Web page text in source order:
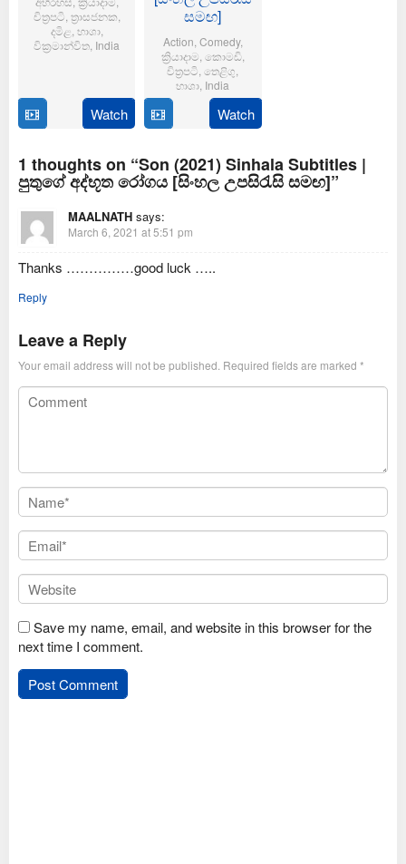
චිත්‍රපටි ත්‍රාසජනක
දමිළ භාශා,
වික්‍රමාන්විත India
Feb
2025
Thirumeni
Watch
සමඟ]
Action Comedy,
ක්‍රියාදාම කොමඩි,
චිත්‍රපටි ,තෙළිගු
භාශා India
Jan
Anil
Ravipudi
Watch
1 thoughts on “Son (2021) Sinhala Subtitles |
පුතුගේ අද්භූත රෝගය [සිංහල උපසිරැසි සමඟ]”
MAALNATH says:
March 6, 2021 at 5:51 pm
Thanks ……………good luck …..
Reply
Leave a Reply
Your email address will not be published. Required fields are marked *
Save my name, email, and website in this browser for the
next time I comment.